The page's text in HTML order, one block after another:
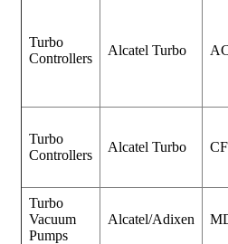
Turbo
Controllers
Alcatel Turbo
Turbo
Controllers
Alcatel Turbo
Turbo
Vacuum
Pumps
Alcatel/Adixen